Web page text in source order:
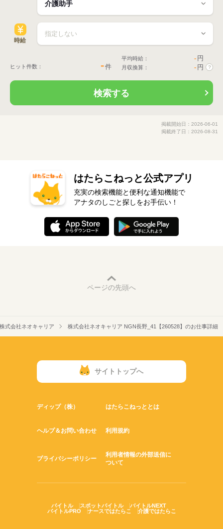
時給
ヒット件数： -件
平均時給： - 円
月収換算： - 円 ?
検索する
掲載開始日：2026-06-01
掲載終了日：2026-08-31
はたらこねっと公式アプリ
充実の検索機能と便利な通知機能で
アナタのしごと探しをお手伝い！
ページの先頭へ
株式会社ネオキャリア 株式会社ネオキャリア NGN長野_41【260528】のお仕事詳細
サイトトップへ
ディップ（株） はたらこねっととは
ヘルプ＆お問い合わせ 利用規約
プライバシーポリシー
利用者情報の外部送信に
ついて
バイトル スポットバイトル
バイトルNEXT
バイトルPRO
ナースではたらこ 介護ではたらこ